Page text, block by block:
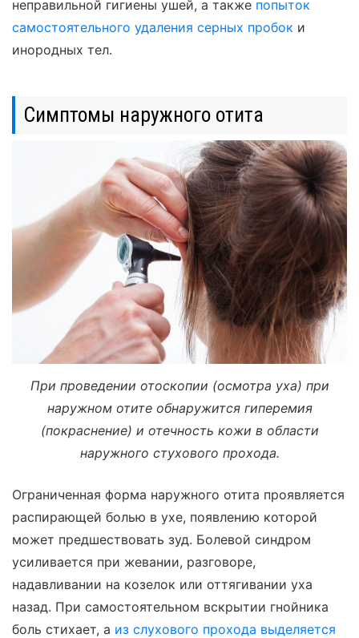
неправильной гигиены ушей, а также попыток
самостоятельного удаления серных пробок и
инородных тел.
Симптомы наружного отита
При проведении отоскопии (осмотра уха) при
наружном отите обнаружится гиперемия
(покраснение) и отечность кожи в области
наружного стухового прохода.
Ограниченная форма наружного отита проявляется
распирающей болью в ухе, появлению которой
может предшествовать зуд. Болевой синдром
усиливается при жевании, разговоре,
надавливании на козелок или оттягивании уха
назад. При самостоятельном вскрытии гнойника
боль стихает, а из слухового прохода выделяется